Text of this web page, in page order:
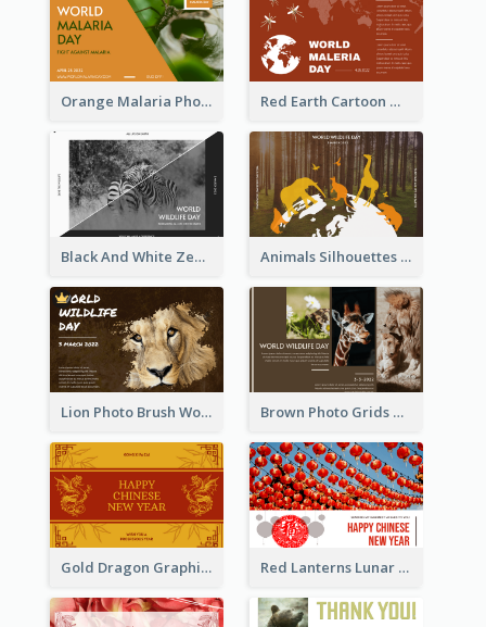
Orange Malaria Photo World Malaria Day Greeting Card Red Earth Cartoon World Malaria Day Greeting Card
Black And White Zebra World Wildlife Day Greeting Card Animals Silhouettes World Wildlife Day Greeting Card
Lion Photo Brush World Wildlife Day Greeting Card Brown Photo Grids World Wildlife Day Greeting Card
Gold Dragon Graphic Lunar New Year Greeting Card Red Lanterns Lunar New Year Greeting Card